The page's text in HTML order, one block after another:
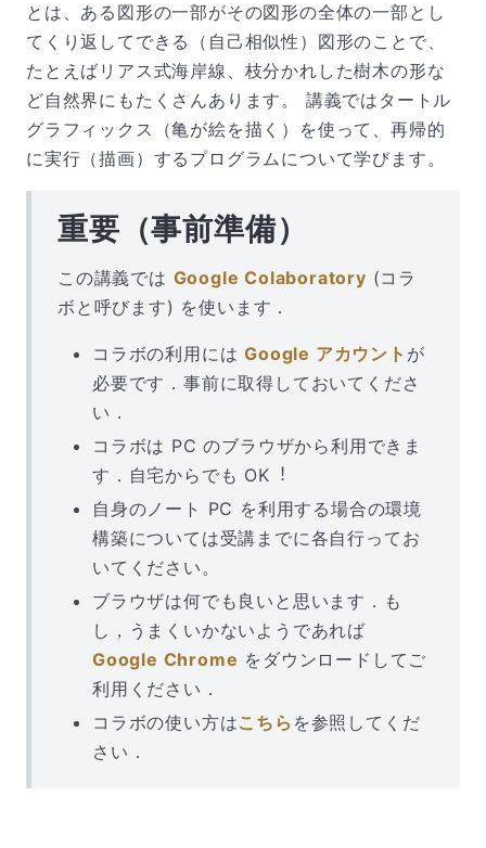
とは、ある図形の一部がその図形の全体の一部とし
てくり返してできる（自己相似性）図形のことで、
たとえばリアス式海岸線、枝分かれした樹木の形な
ど自然界にもたくさんあります。 講義ではタートル
グラフィックス（亀が絵を描く）を使って、再帰的
に実行（描画）するプログラムについて学びます。
重要（事前準備）
この講義では Google Colaboratory (コラ
ボと呼びます) を使います．
コラボの利⽤にはGoogle アカウント が
必要です．事前に取得しておいてくださ
い．
コラボは PC のブラウザから利⽤できま
す．⾃宅からでも OK︕
自身のノート PC を利用する場合の環境
構築については受講までに各自行ってお
いてください。
ブラウザは何でも良いと思います．も
し，うまくいかないようであれば
Google Chrome をダウンロードしてご
利⽤ください．
コラボの使い方はこちら を参照してくだ
さい．